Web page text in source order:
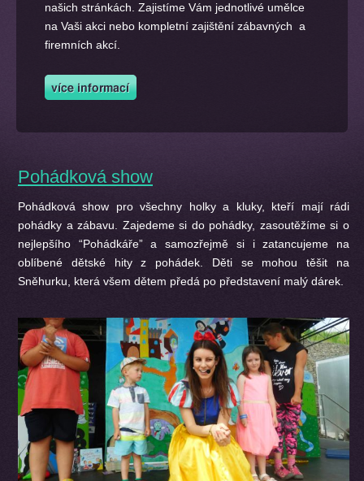
našich stránkách. Zajistíme Vám jednotlivé umělce
na Vaši akci nebo kompletní zajištění zábavných a
firemních akcí.
Pohádková show
Pohádková show pro všechny holky a kluky, kteří mají rádi
pohádky a zábavu. Zajedeme si do pohádky, zasoutěžíme si o
nejlepšího “Pohádkáře” a samozřejmě si i zatancujeme na
oblíbené dětské hity z pohádek. Děti se mohou těšit na
Sněhurku, která všem dětem předá po představení malý dárek.